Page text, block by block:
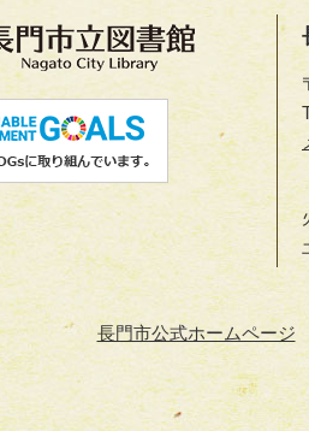
館
長門市公式ホームページ